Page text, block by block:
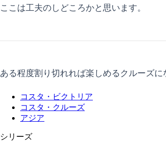
ここは工夫のしどころかと思います。
ある程度割り切れれば楽しめるクルーズ
コスタ・ビクトリア
コスタ・クルーズ
アジア
シリーズ